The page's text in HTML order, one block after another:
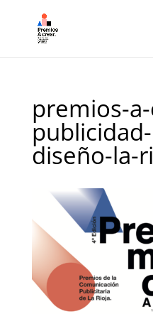
premios-
diseño-la-